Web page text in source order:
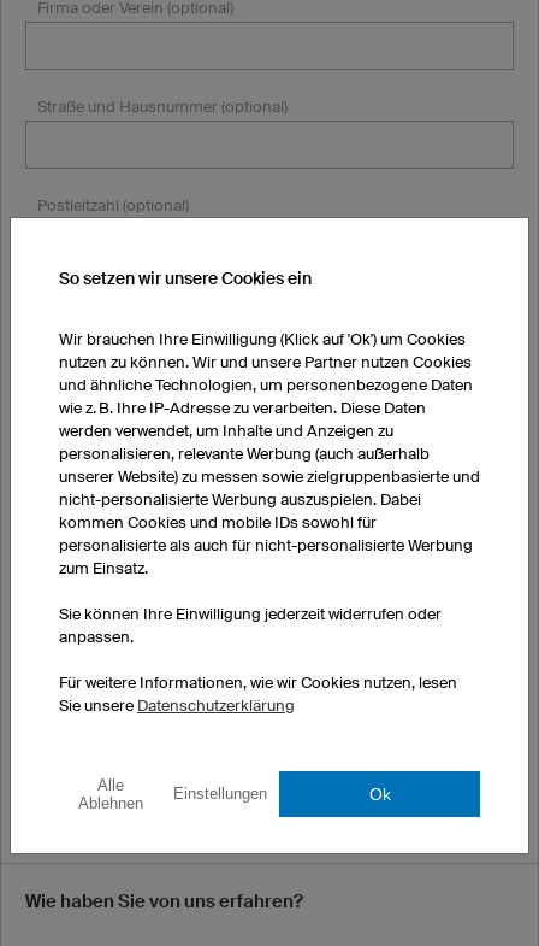
Firma oder Verein (optional)
Straße und Hausnummer (optional)
Postleitzahl (optional)
Land
E-Mail
*Möglicherweise landen unsere E-Mails bei Ihnen im Spamordner.
Bitte prüfen Sie diesen in den nächsten Tagen regelmäßig.
Wie haben Sie von uns erfahren?
So setzen wir unsere Cookies ein
Wir brauchen Ihre Einwilligung (Klick auf 'Ok') um Cookies
nutzen zu können. Wir und unsere Partner nutzen Cookies
und ähnliche Technologien, um personenbezogene Daten
wie z. B. Ihre IP-Adresse zu verarbeiten. Diese Daten
werden verwendet, um Inhalte und Anzeigen zu
personalisieren, relevante Werbung (auch außerhalb
unserer Website) zu messen sowie zielgruppenbasierte und
nicht-personalisierte Werbung auszuspielen. Dabei
kommen Cookies und mobile IDs sowohl für
personalisierte als auch für nicht-personalisierte Werbung
zum Einsatz.
Sie können Ihre Einwilligung jederzeit widerrufen oder
anpassen.
Für weitere Informationen, wie wir Cookies nutzen, lesen
Sie unsere Datenschutzerklärung
Alle
Ablehnen
Einstellungen Ok